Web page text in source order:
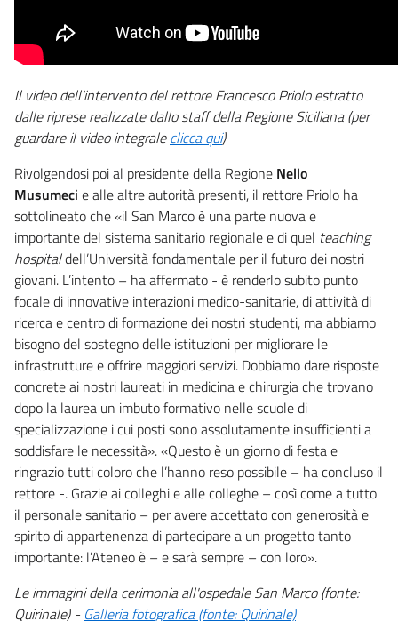
Il video dell'intervento del rettore Francesco Priolo estratto
dalle riprese realizzate dallo staff della Regione Siciliana (per
guardare il video integraleclicca qui)
Rivolgendosi poi al presidente della Regione Nello
Musumeci e alle altre autorità presenti, il rettore Priolo ha
sottolineato che «il San Marco è una parte nuova e
importante del sistema sanitario regionale e di quel teaching
hospitaldell’Università fondamentale per il futuro dei nostri
giovani. L’intento – ha affermato - è renderlo subito punto
focale di innovative interazioni medico-sanitarie, di attività di
ricerca e centro di formazione dei nostri studenti, ma abbiamo
bisogno del sostegno delle istituzioni per migliorare le
infrastrutture e offrire maggiori servizi. Dobbiamo dare risposte
concrete ai nostri laureati in medicina e chirurgia che trovano
dopo la laurea un imbuto formativo nelle scuole di
specializzazione i cui posti sono assolutamente insufficienti a
soddisfare le necessità». «Questo è un giorno di festa e
ringrazio tutti coloro che l’hanno reso possibile – ha concluso il
rettore -. Grazie ai colleghi e alle colleghe – così come a tutto
il personale sanitario – per avere accettato con generosità e
spirito di appartenenza di partecipare a un progetto tanto
importante: l’Ateneo è – e sarà sempre – con loro».
Le immagini della cerimonia all'ospedale San Marco (fonte:
Quirinale) - Galleria fotografica (fonte: Quirinale)